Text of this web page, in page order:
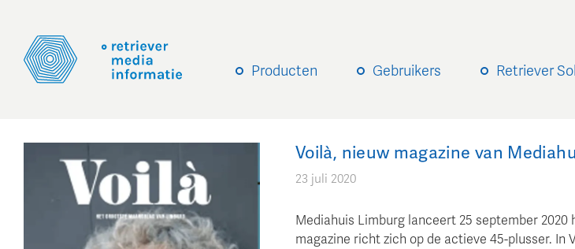
Producten Gebruikers Retriever
Voilà, nieuw magazine van
23 juli 2020
Mediahuis Limburg lanceert 25 september 2020
magazine richt zich op de actieve 45-plusser. In